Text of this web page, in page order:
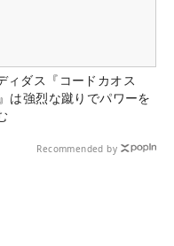
ィダス『コードカオス
は強烈な蹴りでパワーを
Recommended by